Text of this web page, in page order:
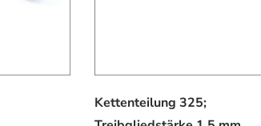
Kettenteilung 325;